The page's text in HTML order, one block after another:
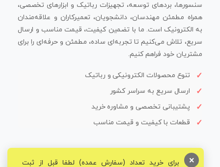
سنسورها، بردهای توسعه، تجهیزات رباتیک و ابزارهای تخصصی،
همراه مطمئن مهندسان، دانشجویان، تعمیرکاران و علاقه‌مندان
به الکترونیک است. ما با تضمین کیفیت، قیمت مناسب و ارسال
سریع، تلاش می‌کنیم تا تجربه‌ای ساده، مطمئن و حرفه‌ای را برای
مشتریان خود فراهم کنیم.
تنوع محصولات الکترونیکی و رباتیک
ارسال سریع به سراسر کشور
پشتیبانی تخصصی و مشاوره خرید
قطعات با کیفیت و قیمت مناسب
برای خرید تعداد (سفارش عمده) لطفا قبل از ثبت ×